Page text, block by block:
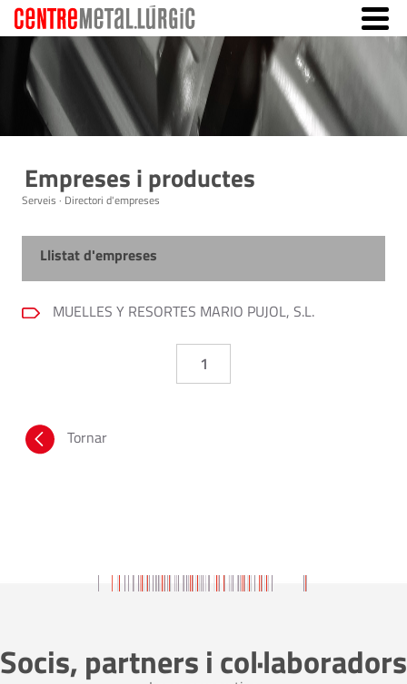
Empreses i productes
Serveis · Directori d'empreses
Llistat d'empreses
MUELLES Y RESORTES MARIO PUJOL, S.L.
1
Tornar
Socis, partners i col·laboradors